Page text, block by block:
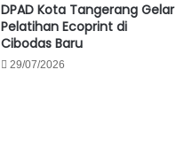
DPAD Kota Tangerang Gelar
Pelatihan Ecoprint di
Cibodas Baru
29/07/2026